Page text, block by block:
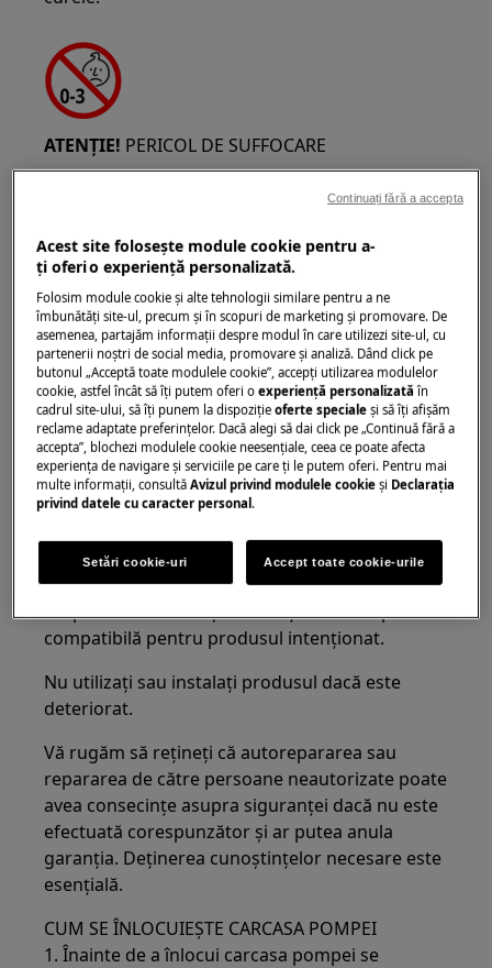
ATENȚIE! PERICOL DE SUFFOCARE
Piese mici, nu sunt pentru copiii sub 3 ani.
de copii.
Doar adulții ar trebui să folosească sau să
instaleze produsul.
Înainte de orice operațiune de întreținere,
închideți alimentarea cu apă către aparat. Goliți
întotdeauna aparatul de toată apa. Orice
întreținere ar trebui efectuată cu aparatul în
poziție verticală. Apa reziduală ar putea
deteriora componentele electronice dacă
aparatul este așezat pe oricare dintre laturile
sale.
Asigurați-vă că utilizați produsul doar pentru
scopul său destinat și verificați că este o piesă
compatibilă pentru produsul intenționat.
Nu utilizați sau instalați produsul dacă este
deteriorat.
Vă rugăm să rețineți că autorepararea sau
repararea de către persoane neautorizate poate
avea consecințe asupra siguranței dacă nu este
efectuată corespunzător și ar putea anula
garanția. Deținerea cunoștințelor necesare este
esențială.
CUM SE ÎNLOCUIEȘTE CARCASA POMPEI
1. Înainte de a înlocui carcasa pompei se
Acest site folosește module cookie pentru a-
ţi oferi o experienţă personalizată.
Folosim module cookie și alte tehnologii similare pentru a ne
îmbunătăţi site-ul, precum și în scopuri de marketing și promovare. De
asemenea, partajăm informaţii despre modul în care utilizezi site-ul, cu
partenerii noștri de social media, promovare și analiză. Dând click pe
butonul „Acceptă toate modulele cookie”, accepţi utilizarea modulelor
cookie, astfel încât să îţi putem oferi oexperienţă personalizată în
cadrul site-ului, să îţi punem la dispoziţieoferte speciale și să îţi afișăm
reclame adaptate preferinţelor. Dacă alegi să dai click pe „Continuă fără a
accepta”, blochezi modulele cookie neesenţiale, ceea ce poate afecta
experienţa de navigare și serviciile pe care ţi le putem oferi. Pentru mai
multe informaţii, consultăAvizul privind modulele cookie și Declaraţia
privind datele cu caracter personal.
Setări cookie-uri Accept toate cookie-urile
Continuați fără a accepta